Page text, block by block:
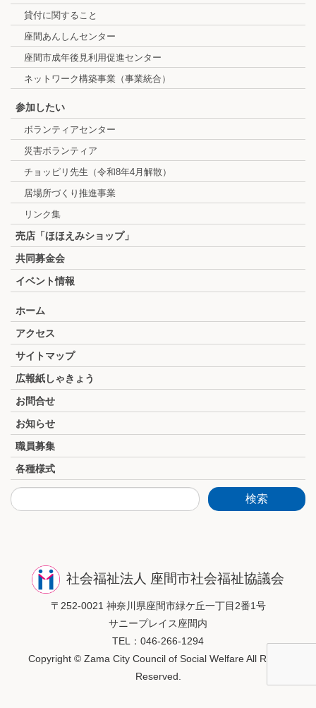
貸付に関すること
座間あんしんセンター
座間市成年後見利用促進センター
ネットワーク構築事業（事業統合）
参加したい
ボランティアセンター
災害ボランティア
チョッピリ先生（令和8年4月解散）
居場所づくり推進事業
リンク集
売店「ほほえみショップ」
共同募金会
イベント情報
ホーム
アクセス
サイトマップ
広報紙しゃきょう
お問合せ
お知らせ
職員募集
各種様式
社会福祉法人 座間市社会福祉協議会
〒252-0021 神奈川県座間市緑ケ丘一丁目2番1号
サニープレイス座間内
TEL：046-266-1294
Copyright © Zama City Council of Social Welfare All Rights
Reserved.